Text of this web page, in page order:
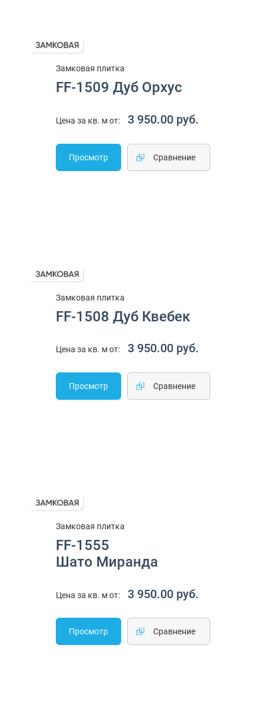
Замковая плитка
FF-1509 Дуб Орхус
Цена за кв. м от: 3 950.00 руб.
Просмотр Cравнение
Замковая плитка
FF-1508 Дуб Квебек
Цена за кв. м от: 3 950.00 руб.
Просмотр Cравнение
Замковая плитка
FF-1555
Шато Миранда
Цена за кв. м от: 3 950.00 руб.
Просмотр Cравнение